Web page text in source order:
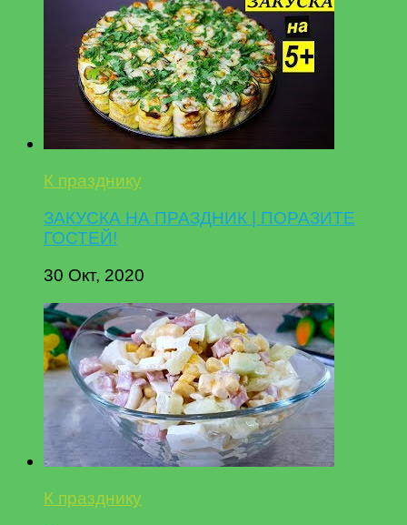
К празднику
ЗАКУСКА НА ПРАЗДНИК | ПОРАЗИТЕ
ГОСТЕЙ!
30 Окт, 2020
К празднику